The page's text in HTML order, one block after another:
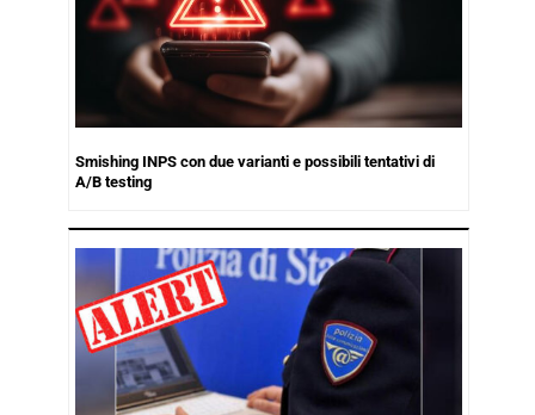
Smishing INPS con due varianti e possibili tentativi di
A/B testing